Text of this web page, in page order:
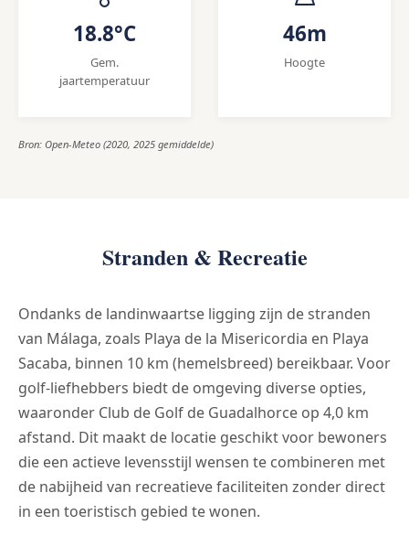
18.8°C
Gem.
jaartemperatuur
46m
Hoogte
Bron: Open-Meteo (2020, 2025 gemiddelde)
Stranden & Recreatie
Ondanks de landinwaartse ligging zijn de stranden
van Málaga, zoals Playa de la Misericordia en Playa
Sacaba, binnen 10 km (hemelsbreed) bereikbaar. Voor
golf-liefhebbers biedt de omgeving diverse opties,
waaronder Club de Golf de Guadalhorce op 4,0 km
afstand. Dit maakt de locatie geschikt voor bewoners
die een actieve levensstijl wensen te combineren met
de nabijheid van recreatieve faciliteiten zonder direct
in een toeristisch gebied te wonen.